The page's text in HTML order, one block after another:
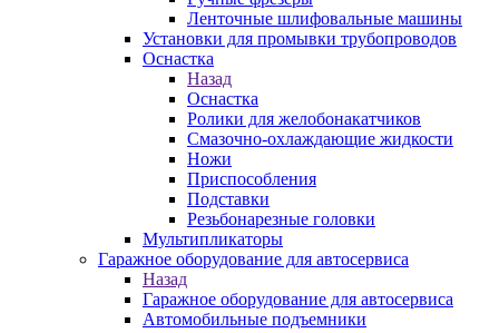
Ленточные шлифовальные машины
Установки для промывки трубопроводов
Оснастка
Назад
Оснастка
Ролики для желобонакатчиков
Смазочно-охлаждающие жидкости
Ножи
Приспособления
Подставки
Резьбонарезные головки
Мультипликаторы
Гаражное оборудование для автосервиса
Назад
Гаражное оборудование для автосервиса
Автомобильные подъемники